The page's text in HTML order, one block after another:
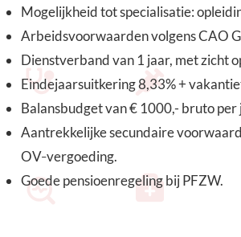
Mogelijkheid tot specialisatie:
Arbeidsvoorwaarden volgens CAO
Dienstverband van 1 jaar, met zicht
Eindejaarsuitkering 8,33% +
Balansbudget van € 1000,- bruto
Aantrekkelijke secundaire
OV‑vergoeding.
Goede pensioenregeling bij PFZW.